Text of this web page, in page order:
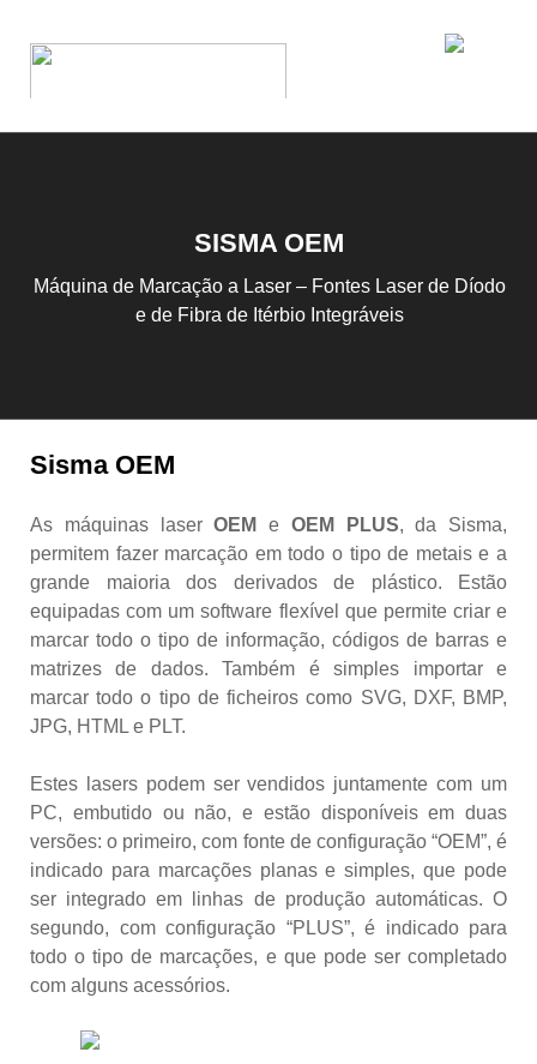
SISMA OEM
Máquina de Marcação a Laser – Fontes Laser de Díodo
e de Fibra de Itérbio Integráveis
Sisma OEM
As máquinas laserOEM e OEM PLUS, da Sisma,
permitem fazer marcação em todo o tipo de metais e a
grande maioria dos derivados de plástico. Estão
equipadas com um software flexível que permite criar e
marcar todo o tipo de informação, códigos de barras e
matrizes de dados. Também é simples importar e
marcar todo o tipo de ficheiros como SVG, DXF, BMP,
JPG, HTML e PLT.
Estes lasers podem ser vendidos juntamente com um
PC, embutido ou não, e estão disponíveis em duas
versões: o primeiro, com fonte de configuração “OEM”, é
indicado para marcações planas e simples, que pode
ser integrado em linhas de produção automáticas. O
segundo, com configuração “PLUS”, é indicado para
todo o tipo de marcações, e que pode ser completado
com alguns acessórios.